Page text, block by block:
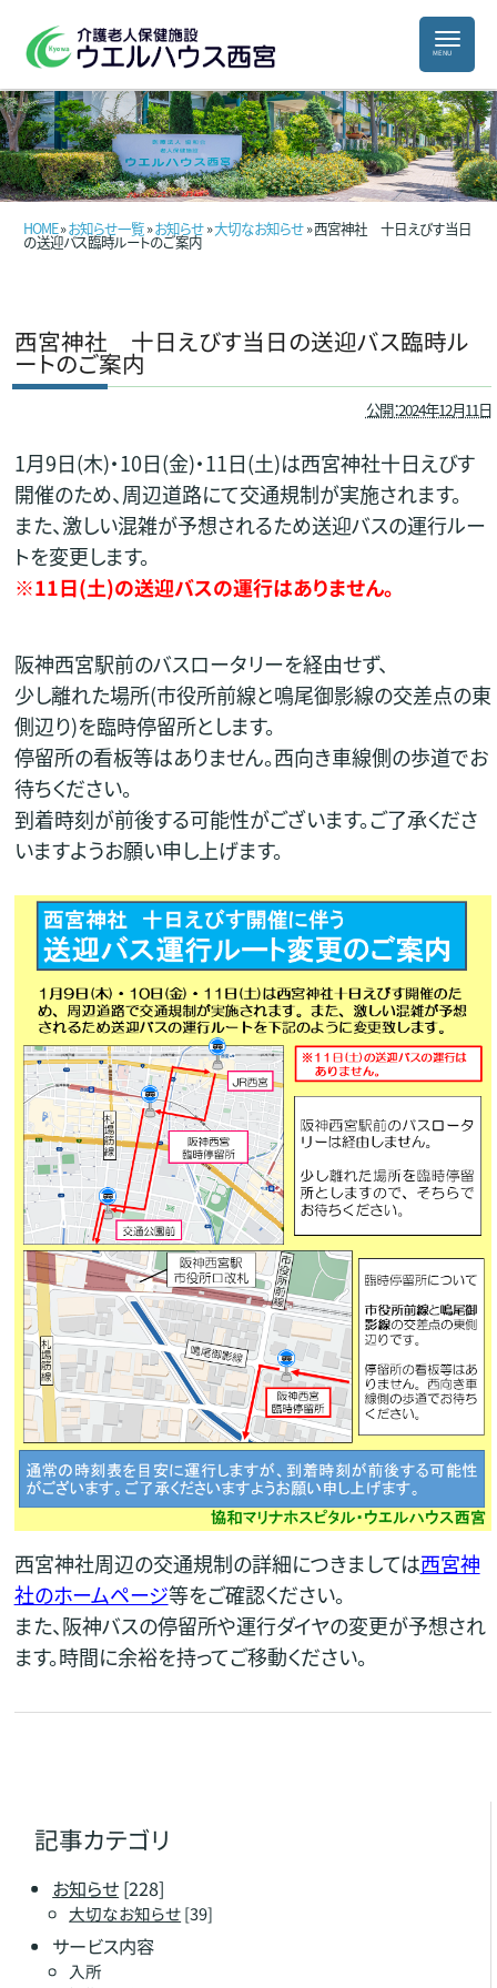
HOME»お知らせ一覧»お知らせ»大切なお知らせ» 西宮神社 十日えびす当日
の送迎バス臨時ルートのご案内
西宮神社 十日えびす当日の送迎バス臨時ル
ートのご案内
公開：2024年12月11日
1月9日(木)・10日(金)・11日(土)は西宮神社十日えびす
開催のため、周辺道路にて交通規制が実施されます。
また、激しい混雑が予想されるため送迎バスの運行ルー
トを変更します。
※11日(土)の送迎バスの運行はありません。
阪神西宮駅前のバスロータリーを経由せず、
少し離れた場所(市役所前線と鳴尾御影線の交差点の東
側辺り)を臨時停留所とします。
停留所の看板等はありません。西向き車線側の歩道でお
待ちください。
到着時刻が前後する可能性がございます。ご了承くださ
いますようお願い申し上げます。
西宮神社周辺の交通規制の詳細につきましては西宮神
社のホームページ等をご確認ください。
また、阪神バスの停留所や運行ダイヤの変更が予想され
ます。時間に余裕を持ってご移動ください。
記事カテゴリ
お知らせ[228]
大切なお知らせ[39]
サービス内容
入所